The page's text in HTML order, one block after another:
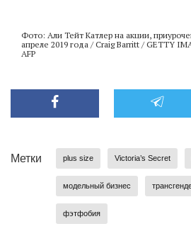
Фото: Али Тейт Катлер на акции,
апреле 2019 года / Craig Barritt / GETTY
AFP
Метки plus size Victoria’s Secret
модельный бизнес
фэтфобия